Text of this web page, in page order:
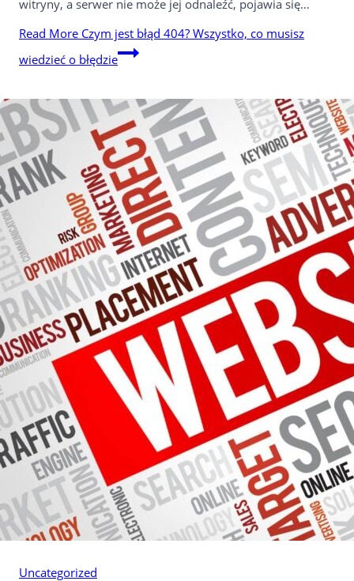
witryny, a serwer nie może jej odnaleźć, pojawia się…
Read More Czym jest błąd 404? Wszystko, co musisz
wiedzieć o błędzie
Uncategorized